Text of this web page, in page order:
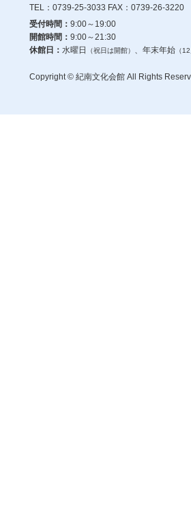
TEL：0739-25-3033 FAX：0739-26-3220
受付時間： 9:00～19:00
開館時間： 9:00～21:30
休館日： 水曜日 （祝日は開館） 、年末年始（12
Copyright © 紀南文化会館 All Rights